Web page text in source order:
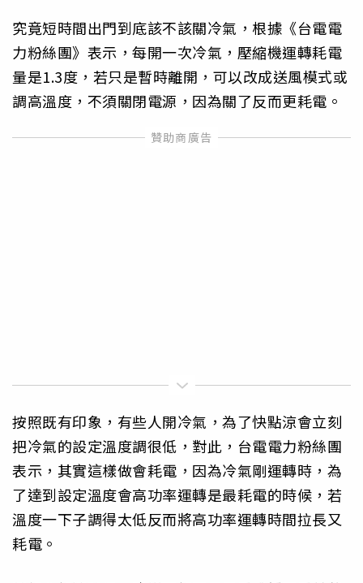
究竟短時間出門到底該不該關冷氣，根據《台電電
力粉絲團》表示，每開一次冷氣，壓縮機運轉耗電
量是1.3度，若只是暫時離開，可以改成送風模式或
調高溫度，不須關閉電源，因為關了反而更耗電。
按照既有印象，有些人開冷氣，為了快點涼會立刻
把冷氣的設定溫度調很低，對此，台電電力粉絲團
表示，其實這樣做會耗電，因為冷氣剛運轉時，為
了達到設定溫度會高功率運轉是最耗電的時候，若
溫度一下子調得太低反而將高功率運轉時間拉長又
耗電。